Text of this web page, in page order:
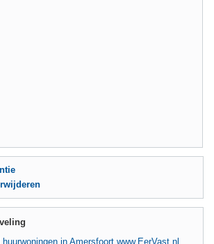
in Amersfoort www.EerVast.nl